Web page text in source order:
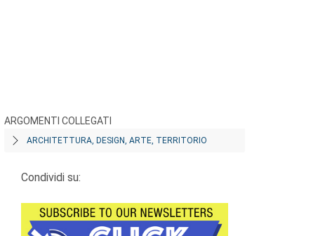
ARGOMENTI COLLEGATI
ARCHITETTURA, DESIGN, ARTE, TERRITORIO
Condividi su: